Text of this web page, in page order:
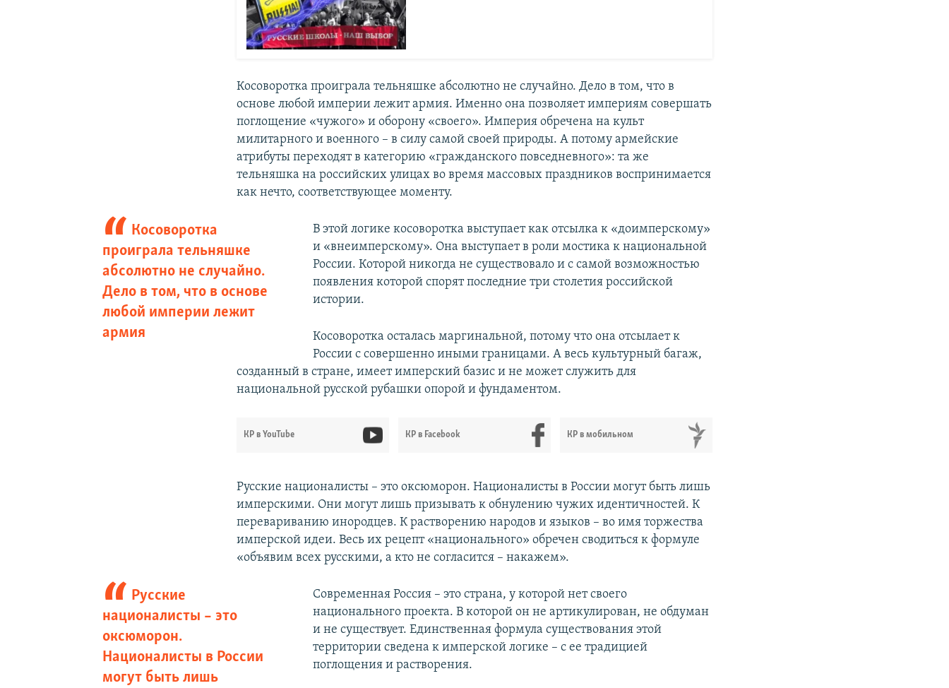
Косоворотка проиграла тельняшке абсолютно не случайно. Дело в том, что в
основе любой империи лежит армия. Именно она позволяет империям совершать
поглощение «чужого» и оборону «своего». Империя обречена на культ
милитарного и военного – в силу самой своей природы. А потому армейские
атрибуты переходят в категорию «гражданского повседневного»: та же
тельняшка на российских улицах во время массовых праздников воспринимается
как нечто, соответствующее моменту.
Косоворотка
проиграла тельняшке
абсолютно не случайно.
Дело в том, что в основе
любой империи лежит
армия
В этой логике косоворотка выступает как отсылка к «доимперскому»
и «внеимперскому». Она выступает в роли мостика к национальной
России. Которой никогда не существовало и с самой возможностью
появления которой спорят последние три столетия российской
истории.
Косоворотка осталась маргинальной, потому что она отсылает к
России с совершенно иными границами. А весь культурный багаж,
созданный в стране, имеет имперский базис и не может служить для
национальной русской рубашки опорой и фундаментом.
КР в YouTube КР в Facebook КР в мобильном
Русские националисты – это оксюморон. Националисты в России могут быть лишь
имперскими. Они могут лишь призывать к обнулению чужих идентичностей. К
перевариванию инородцев. К растворению народов и языков – во имя торжества
имперской идеи. Весь их рецепт «национального» обречен сводиться к формуле
«объявим всех русскими, а кто не согласится – накажем».
Русские
националисты – это
оксюморон.
Националисты в России
могут быть лишь
Современная Россия – это страна, у которой нет своего
национального проекта. В которой он не артикулирован, не обдуман
и не существует. Единственная формула существования этой
территории сведена к имперской логике – с ее традицией
поглощения и растворения.